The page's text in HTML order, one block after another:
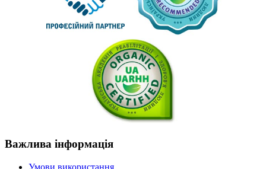
Важлива інформація
Умови використання